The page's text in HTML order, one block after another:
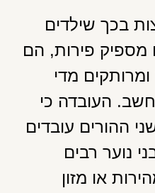
בכך שילדים
מספיק פירות, הם
מדי
העובדה כי
ההורים עובדים
נוער רבים
או מזון